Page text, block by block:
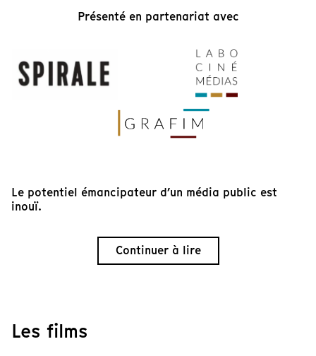
Présenté en partenariat avec
Le potentiel émancipateur d’un média public est
inouï.
Continuer à lire
Les films